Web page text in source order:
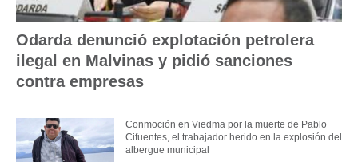
Odarda denunció explotación petrolera
ilegal en Malvinas y pidió sanciones
contra empresas
Conmoción en Viedma por la muerte de Pablo
Cifuentes, el trabajador herido en la explosión del
albergue municipal